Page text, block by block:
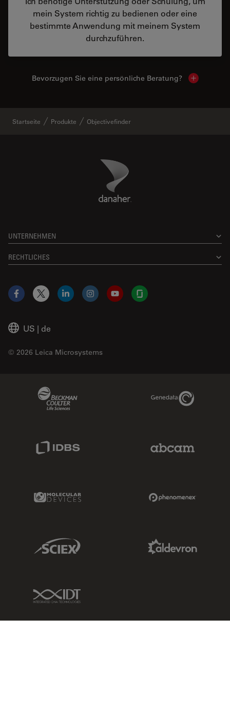
mein System richtig zu bedienen oder eine
bestimmte Anwendung mit meinem System
durchzuführen.
Bevorzugen Sie eine persönliche Beratung? Show
Startseite Produkte Objectivefinder
Danaher Logo
UNTERNEHMEN
RECHTLICHES
US | de
© 2026 Leica Microsystems
Facebook
X LinkedInInstagramYouTubeGlassdoor
Genedata Link
Molecular Devices Link
Sciex Link
IDT Link